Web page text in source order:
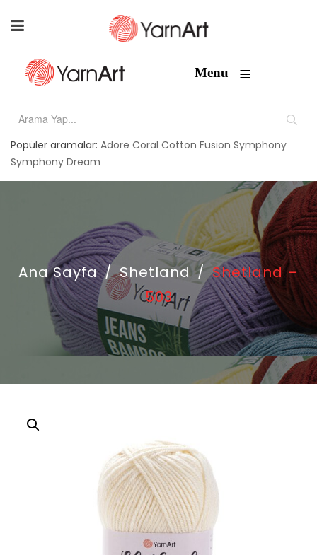
Menu ≡
Popüler aramalar: Adore Coral Cotton Fusion Symphony
Symphony Dream
Ana Sayfa / Shetland / Shetland –
503